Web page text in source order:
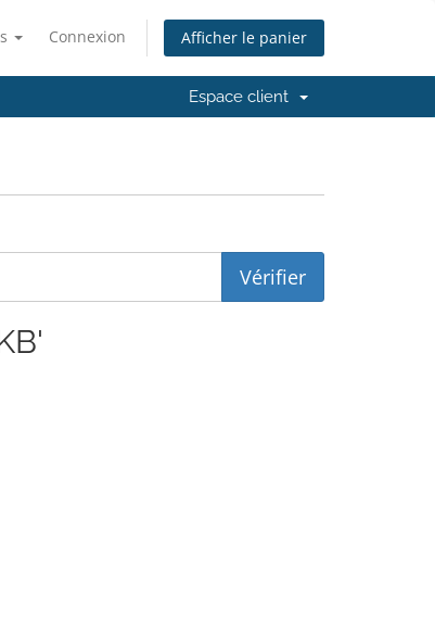
Connexion Afficher le panier
Espace client